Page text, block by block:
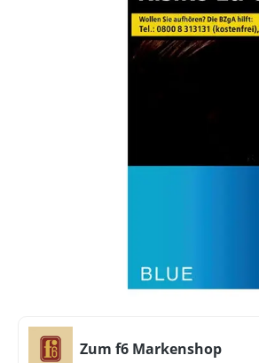
Zum f6 Markenshop